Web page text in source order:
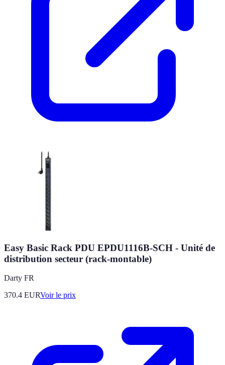
Easy Basic Rack PDU EPDU1116B-SCH - Unité de
distribution secteur (rack-montable)
Darty FR
370.4 EURVoir le prix